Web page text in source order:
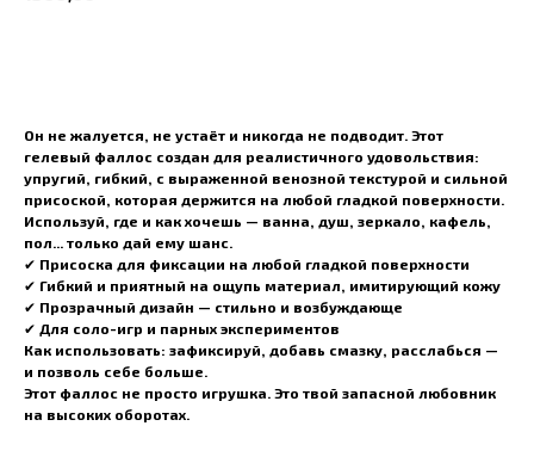
Он не жалуется, не устаёт и никогда не подводит. Этот
гелевый фаллос создан для реалистичного удовольствия:
упругий, гибкий, с выраженной венозной текстурой и сильной
присоской, которая держится на любой гладкой поверхности.
Используй, где и как хочешь — ванна, душ, зеркало, кафель,
пол... только дай ему шанс.
✔ Присоска для фиксации на любой гладкой поверхности
✔ Гибкий и приятный на ощупь материал, имитирующий кожу
✔ Прозрачный дизайн — стильно и возбуждающе
✔ Для соло-игр и парных экспериментов
Как использовать: зафиксируй, добавь смазку, расслабься —
и позволь себе больше.
Этот фаллос не просто игрушка. Это твой запасной любовник
на высоких оборотах.